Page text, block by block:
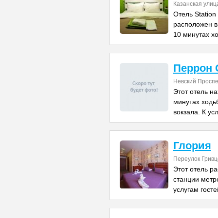
Казанская
Отель
расположен
10 минутах
Перрон
Невский
Этот отель
минутах
вокзала. К
Глория
Переулок
Этот отель
станции
услугам